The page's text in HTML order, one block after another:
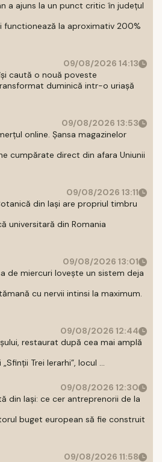
a ajuns la un punct critic în județul
functionează la aproximativ 200%
09/08/2026 14:13
caută o nouă poveste
duminică intr-o uriaşă
09/08/2026 13:53
online. Șansa magazinelor
cumpărate direct din afara Uniunii
09/08/2026 13:11
din Iași are propriul timbru
universitară din Romania
09/08/2026 13:01
de miercuri lovește un sistem deja
cu nervii intinsi la maximum.
09/08/2026 12:44
restaurat după cea mai amplă
Trei Ierarhi”, locul ...
09/08/2026 12:30
din Iași: ce cer antreprenorii de la
buget european să fie construit
09/08/2026 11:58